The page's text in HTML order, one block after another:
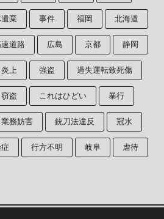
棄 事件 福岡 北海道
道路 広島 京都 静岡
炎上 強盗 過失運転致死傷
窃盗 これはひどい 暴行
業務妨害 銃刀法違反 冠水
行方不明 岐阜 虐待